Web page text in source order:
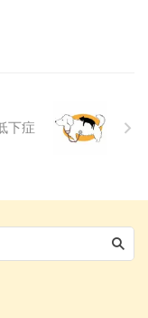
下症